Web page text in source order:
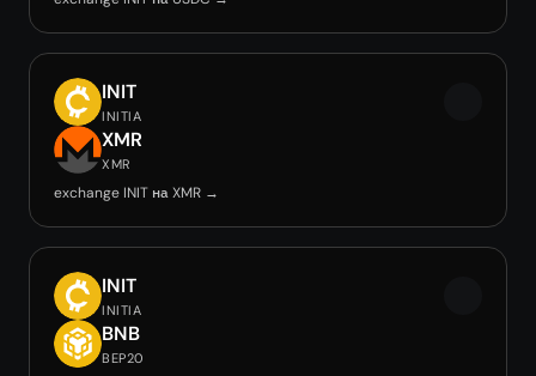
INIT
INITIA
XMR
XMR
exchange INIT на XMR →
INIT
INITIA
BNB
BEP20